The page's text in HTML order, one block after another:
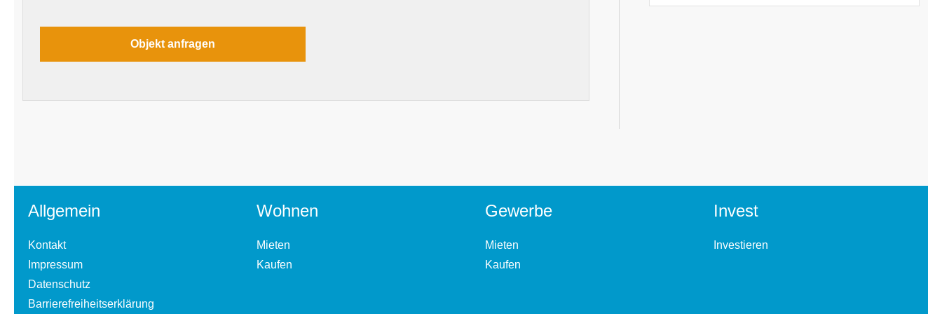
Allgemein
Kontakt
Impressum
Datenschutz
Barrierefreiheitserklärung
Wohnen
Mieten
Kaufen
Gewerbe
Mieten
Kaufen
Invest
Investieren